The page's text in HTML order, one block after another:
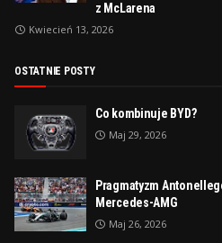
z McLarena
Kwiecień 13, 2026
OSTATNIE POSTY
Co kombinuje BYD?
Maj 29, 2026
Pragmatyzm
Mercedes-AMG
Maj 26, 2026